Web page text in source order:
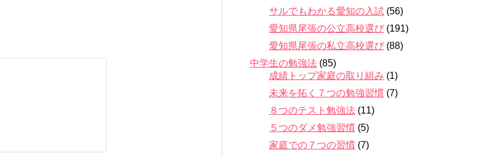
サルでもわかる愛知の入試 (56)
愛知県尾張の公立高校選び (191)
愛知県尾張の私立高校選び (88)
中学生の勉強法 (85)
成績トップ家庭の取り組み (1)
未来を拓く７つの勉強習慣 (7)
８つのテスト勉強法 (11)
５つのダメ勉強習慣 (5)
家庭での７つの習慣 (7)